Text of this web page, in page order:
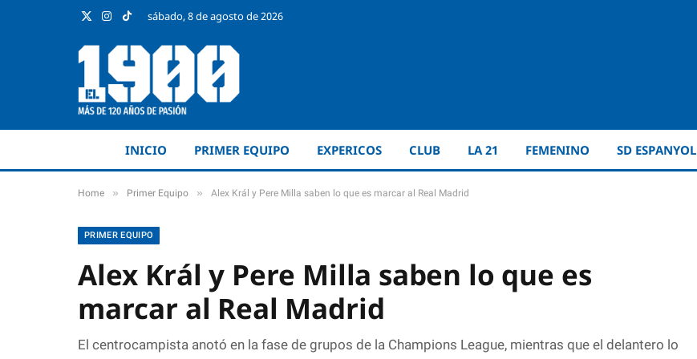
X
Instagram
TikToksábado, 8 de agosto de 2026
INICIO PRIMER EQUIPO EXPERICOS CLUB LA 21 FEMENINO SD ESPANYOL
Home » Primer Equipo » Alex Král y Pere Milla saben lo que es marcar al Real Madrid
PRIMER EQUIPO
Alex Král y Pere Milla saben lo que es
marcar al Real Madrid
El centrocampista anotó en la fase de grupos de la Champions League, mientras que el delantero lo